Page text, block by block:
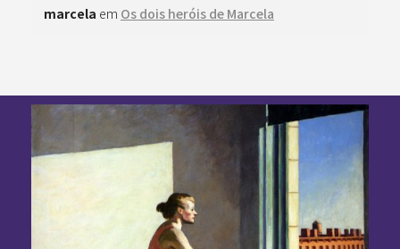
marcela em Os dois heróis de Marcela